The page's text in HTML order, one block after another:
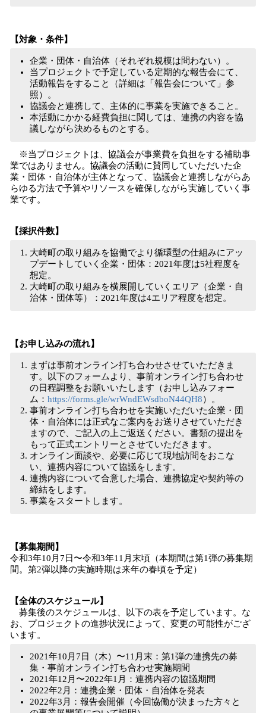
【対象・条件】
企業・団体・自治体（それぞれ規模は問わない）。
当プロジェクトで予定している定期的な報告会にて、
活動報告をすること（詳細は「報告会について」参
照）。
協議会と連携して、主体的に事業を実施できること。
本活動にかかる経費負担に関しては、連携の内容を協
議しながら決めるものとする。
※当プロジェクトは、協議会が事業費を負担をする補助事
業ではありません。協議会の活動に賛同していただいた企
業・団体・自治体が主体となって、協議会と連携しながらあ
らゆる方法で予算やリソースを確保しながら実施していく事
業です。
【採択件数】
大崎町の取り組みを協働でより循環型の仕組みにアッ
プデートしていく企業・団体：2021年度は5社程度を
想定。
大崎町の取り組みを横展開していくエリア（企業・自
治体・団体等）：2021年度は4エリア程度を想定。
【お申し込みの流れ】
まずは事前オンライン打ち合わせさせていただきま
す。以下のフォームより、事前オンライン打ち合わせ
の日程調整をお願いいたします（お申し込みフォー
ム： https://forms.gle/wrWndEWsdboN44QH8）。
事前オンライン打ち合わせを実施いただいた企業・団
体・自治体には正式なご案内をお送りさせていただき
ますので、ご記入の上ご返送ください。書類の提出を
もって正式エントリーとさせていただきます。
オンライン面談や、必要に応じて現地訪問をおこな
い、連携内容について協議をします。
連携内容について合意した場合、連携協定や契約等の
締結をします。
事業をスタートします。
【募集期間】
令和3年10月7日〜令和3年11月末頃（本期間は第1弾の募集期
間。第2弾以降の実施時期は来年の春頃を予定）
【全体のスケジュール】
募集後のスケジュールは、以下の表を予定しています。な
お、プロジェクトの進捗状況によって、変更の可能性がござ
います。
2021年10月7日（木）〜11月末：第1弾の連携先の募
集・事前オンライン打ち合わせ実施期間
2021年12月〜2022年1月：連携内容の協議期間
2022年2月：連携企業・団体・自治体を発表
2022年3月：報告会開催（今回協働が決まった方々と